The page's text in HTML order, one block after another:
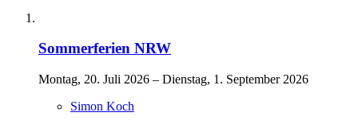
Sommerferien NRW
Montag, 20. Juli 2026 – Dienstag, 1. September 2026
Simon Koch